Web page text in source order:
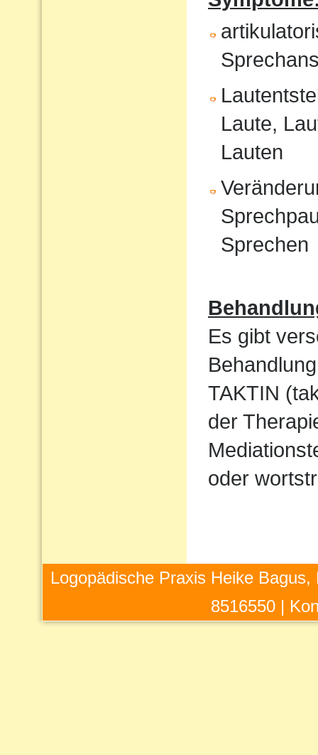
Laute,
Lauten
Sprechen
Es gibt
TAKTIN
der
oder
Logopädische Praxis Heike
8516550 |